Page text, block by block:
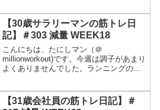
わり目は体調を崩しやすいので、調子を
見極めながらトレー...
【30歳サラリーマンの筋トレ日
記】＃303 減量 WEEK18
こんにちは、たにしマン（＠
millionworkout)です。今週は調子があまり
よくありませんでした。ランニングの疲
の中盤で首をひねったので、いくつか細
かいトレーニング...
【31歳会社員の筋トレ日記】＃